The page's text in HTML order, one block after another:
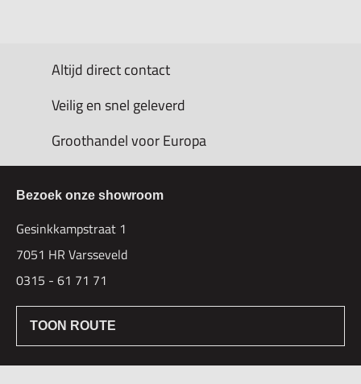
Altijd direct contact
Veilig en snel geleverd
Groothandel voor Europa
Bezoek onze showroom
Gesinkkampstraat 1
7051 HR Varsseveld
0315 - 61 71 71
TOON ROUTE